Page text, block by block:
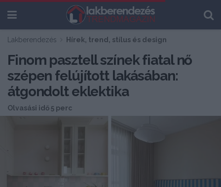
Lakberendezés Hírek, trend, stílus és design
Finom pasztell színek fiatal nő
szépen felújított lakásában:
átgondolt eklektika
Olvasási idő 5 perc